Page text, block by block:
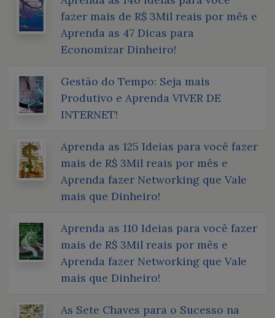
fazer mais de R$ 3Mil reais por mês e
Aprenda as 47 Dicas para
Economizar Dinheiro!
Gestão do Tempo: Seja mais
Produtivo e Aprenda VIVER DE
INTERNET!
Aprenda as 125 Ideias para você fazer
mais de R$ 3Mil reais por mês e
Aprenda fazer Networking que Vale
mais que Dinheiro!
Aprenda as 110 Ideias para você fazer
mais de R$ 3Mil reais por mês e
Aprenda fazer Networking que Vale
mais que Dinheiro!
As Sete Chaves para o Sucesso na